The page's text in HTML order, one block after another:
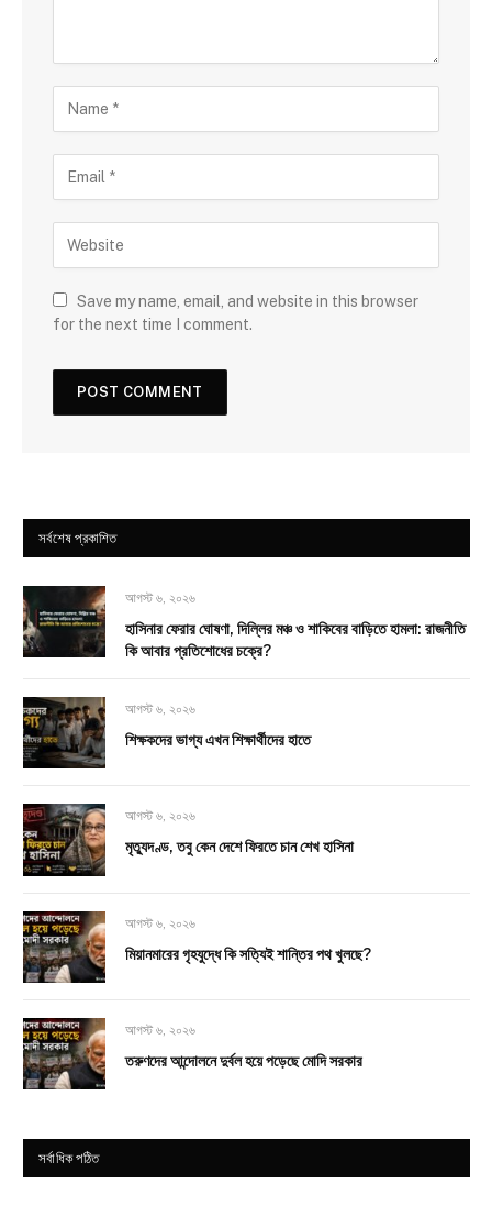
Save my name, email, and website in this browser
for the next time I comment.
সর্বশেষ প্রকাশিত
আগস্ট ৬, ২০২৬
হাসিনার ফেরার ঘোষণা, দিল্লির মঞ্চ ও শাকিবের বাড়িতে হামলা: রাজনীতি
কি আবার প্রতিশোধের চক্রে?
আগস্ট ৬, ২০২৬
শিক্ষকদের ভাগ্য এখন শিক্ষার্থীদের হাতে
আগস্ট ৬, ২০২৬
মৃত্যুদণ্ড, তবু কেন দেশে ফিরতে চান শেখ হাসিনা
আগস্ট ৬, ২০২৬
মিয়ানমারের গৃহযুদ্ধে কি সত্যিই শান্তির পথ খুলছে?
আগস্ট ৬, ২০২৬
তরুণদের আন্দোলনে দুর্বল হয়ে পড়েছে মোদি সরকার
সর্বাধিক পঠিত